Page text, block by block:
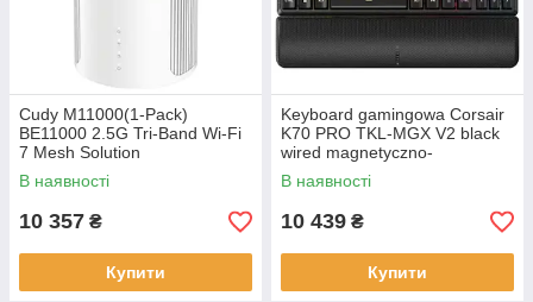
Cudy M11000(1-Pack)
BE11000 2.5G Tri-Band Wi-Fi
7 Mesh Solution
В наявності
10 357 ₴
Купити
Keyboard gamingowa Corsair
K70 PRO TKL-MGX V2 black
wired magnetyczno-
mechaniczna backlitetlana
Black
В наявності
10 439 ₴
Купити